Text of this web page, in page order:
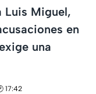
Luis Miguel,
en
una
17:42